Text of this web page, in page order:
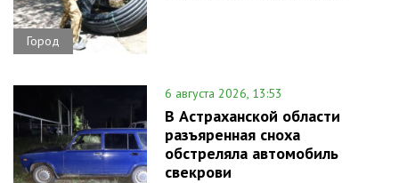
Город
6 августа 2026, 13:53
В Астраханской области
разъяренная сноха
обстреляла автомобиль
свекрови